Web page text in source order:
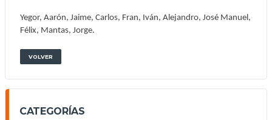
Yegor, Aarón, Jaime, Carlos, Fran, Iván, Alejandro, José Manuel,
Félix, Mantas, Jorge.
VOLVER
CATEGORÍAS